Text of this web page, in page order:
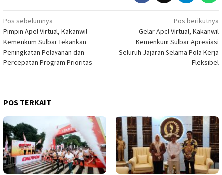
Navigasi
pos
Pos sebelumnya
Pimpin Apel Virtual, Kakanwil
Kemenkum Sulbar Tekankan
Peningkatan Pelayanan dan
Percepatan Program Prioritas
Pos berikutnya
Gelar Apel Virtual, Kakanwil
Kemenkum Sulbar Apresiasi
Seluruh Jajaran Selama Pola Kerja
Fleksibel
POS TERKAIT